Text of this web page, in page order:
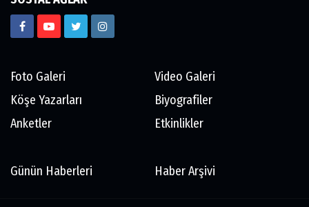
Foto Galeri
Video Galeri
Köşe Yazarları
Biyografiler
Anketler
Etkinlikler
Günün Haberleri Haber Arşivi